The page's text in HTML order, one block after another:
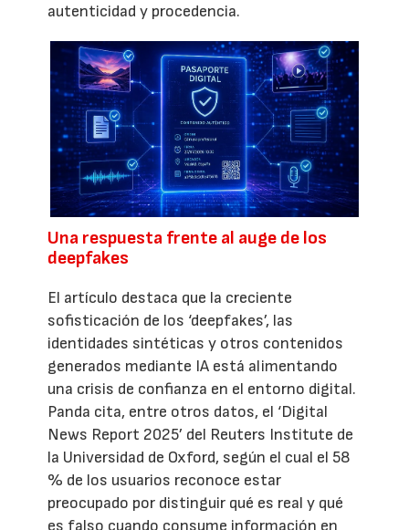
autenticidad y procedencia.
Una respuesta frente al auge de los
deepfakes
El artículo destaca que la creciente
sofisticación de los ‘deepfakes’, las
identidades sintéticas y otros contenidos
generados mediante IA está alimentando
una crisis de confianza en el entorno digital.
Panda cita, entre otros datos, el ‘Digital
News Report 2025’ del Reuters Institute de
la Universidad de Oxford, según el cual el 58
% de los usuarios reconoce estar
preocupado por distinguir qué es real y qué
es falso cuando consume información en